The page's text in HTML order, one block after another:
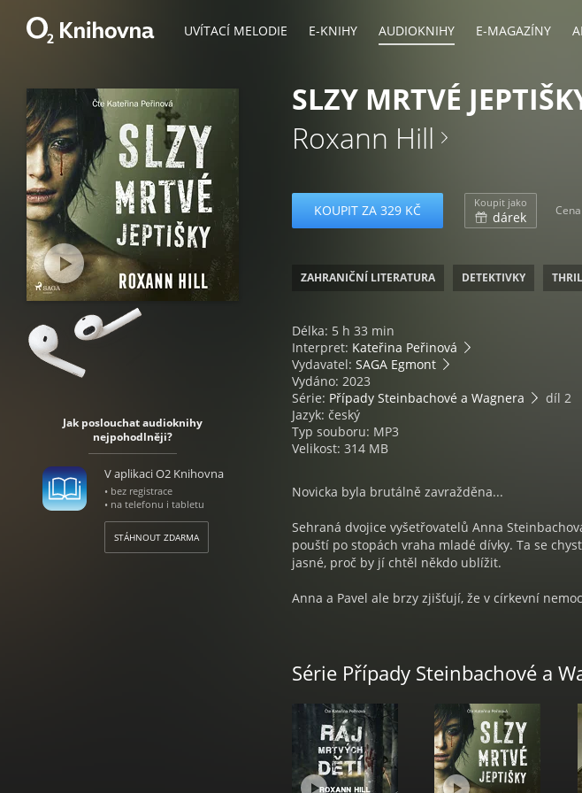
UVÍTACÍ MELODIE E-KNIHY AUDIOKNIHY E-MAGAZÍNY
Jak poslouchat audioknihy
nejpohodlněji?
V aplikaci O2 Knihovna
• bez registrace
• na telefonu i tabletu
STÁHNOUT ZDARMA
SLZY MRTVÉ
Roxann Hill
KOUPIT ZA 329 KČ Koupit jako
dárek
ZAHRANIČNÍ LITERATURA DETEKTIVKY
Délka: 5 h 33 min
Interpret: Kateřina Peřinová
Vydavatel: SAGA Egmont
Vydáno: 2023
Série: Případy Steinbachové a Wagnera
díl 2
Jazyk: český
Typ souboru: MP3
Velikost: 314 MB
Novicka byla brutálně zavražděna...
Sehraná dvojice vyšetřovatelů Anna
pouští po stopách vraha mladé dívky. Ta se
jasné, proč by jí chtěl někdo ublížit.
Anna a Pavel ale brzy zjišťují, že v církevní
Podaří se vraha dopadnout? A kam se vyvine
problémům řeší i potíže se svojí dcerou?
Roxann Hill je česko-německá spisovatelka,
jara emigrovala s rodiči do Německa, kde žije
a detektivním románům, které se dočkaly
úspěch zaznamenala se sérií thrillerů o
Série Případy Steinbachové a